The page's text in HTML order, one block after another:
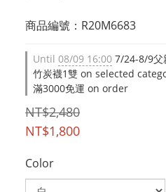
商品編號：R20M6683
Until 08/09 16:00 7/24-8/9父
竹炭襪1雙 on selected
滿3000免運 on order
NT$2,480
NT$1,800
Color